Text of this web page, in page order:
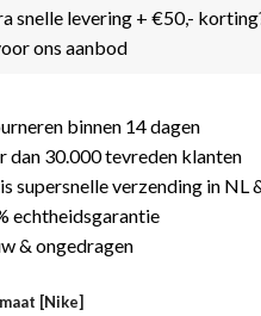
snelle levering + €50,-
ons aanbod
binnen 14 dagen
dan 30.000 tevreden klanten
supersnelle verzending in NL
echtheidsgarantie
& ongedragen
[Nike]